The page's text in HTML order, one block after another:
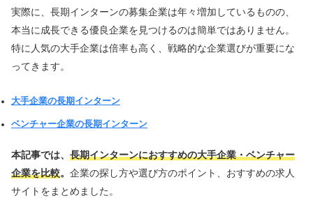
実際に、長期インターンの募集企業は年々増加しているものの、
本当に成長できる優良企業を見つけるのは簡単ではありません。
特に人気の大手企業は倍率も高く、戦略的な企業選びが重要にな
ってきます。
大手企業の長期インターン
ベンチャー企業の長期インターン
本記事では、 長期インターンにおすすめの大手企業・ベンチャー
企業を比較。 企業の探し方や選び方のポイント、おすすめの求人
サイトをまとめました。